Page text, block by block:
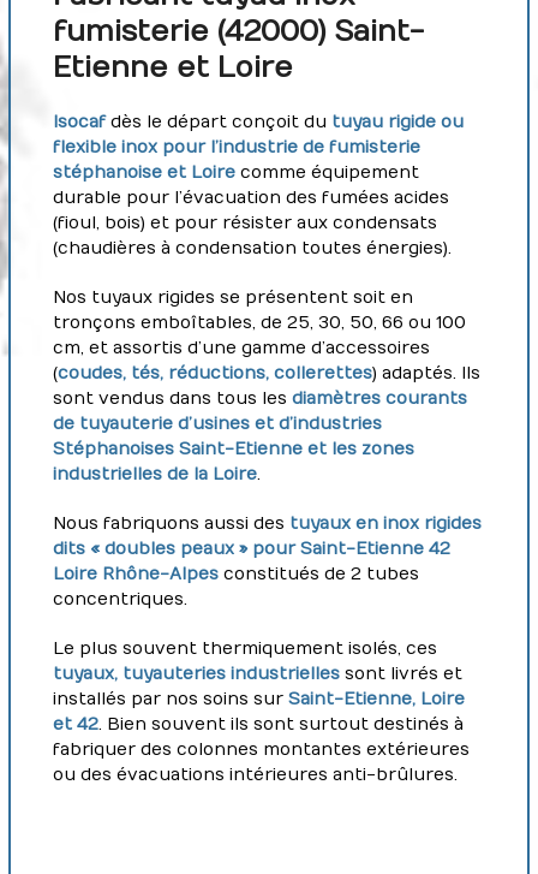
fumisterie (42000) Saint-
Etienne et Loire
Isocafdès le départ conçoit du tuyau rigide ou
flexible inox pour l’industrie de fumisterie
stéphanoise et Loire comme équipement
durable pour l’évacuation des fumées acides
(fioul, bois) et pour résister aux condensats
(chaudières à condensation toutes énergies).
Nos tuyaux rigides se présentent soit en
tronçons emboîtables, de 25, 30, 50, 66 ou 100
cm, et assortis d’une gamme d’accessoires
(coudes, tés, réductions, collerettes) adaptés. Ils
sont vendus dans tous lesdiamètres courants
de tuyauterie d’usines et d’industries
Stéphanoises Saint-Etienne et les zones
industrielles de la Loire.
Nous fabriquons aussi des tuyaux en inox rigides
dits « doubles peaux » pour Saint-Etienne 42
Loire Rhône-Alpes constitués de 2 tubes
concentriques.
Le plus souvent thermiquement isolés, ces
tuyaux, tuyauteries industrielles sont livrés et
installés par nos soins surSaint-Etienne, Loire
et 42. Bien souvent ils sont surtout destinés à
fabriquer des colonnes montantes extérieures
ou des évacuations intérieures anti-brûlures.